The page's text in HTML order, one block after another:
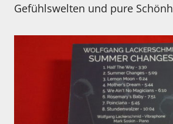
Gefühlswelten und pure